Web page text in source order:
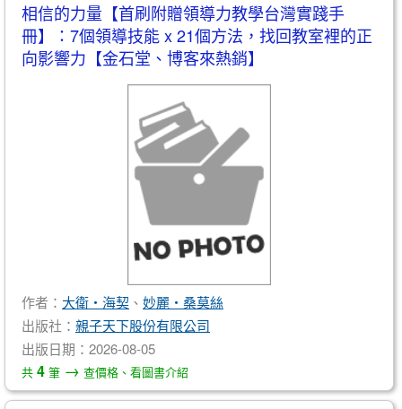
相信的力量【首刷附贈領導力教學台灣實踐手
冊】：7個領導技能 x 21個方法，找回教室裡的正
向影響力【金石堂、博客來熱銷】
作者： 大衛‧海契 、 妙麗‧桑莫絲
出版社： 親子天下股份有限公司
出版日期：2026-08-05
共 4 筆 → 查價格、看圖書介紹